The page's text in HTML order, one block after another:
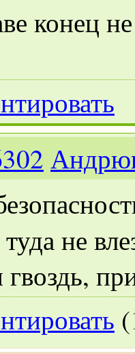
конец
не